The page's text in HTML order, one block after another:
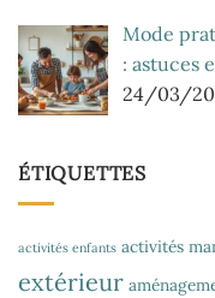
Mode
: astuces
24/03/
ÉTIQUETTES
activités enfants activités
extérieur